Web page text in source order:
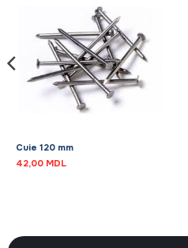
Cuie 120 mm
42,00 MDL